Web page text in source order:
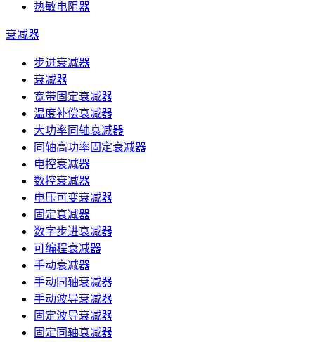
热敏电阻器
衰减器
步进衰减器
衰减器
宽带固定衰减器
温度补偿衰减器
大功率同轴衰减器
同轴高功率固定衰减器
电控衰减器
数控衰减器
电压可变衰减器
固定衰减器
数字步进衰减器
可编程衰减器
手动衰减器
手动同轴衰减器
手动波导衰减器
固定波导衰减器
固定同轴衰减器